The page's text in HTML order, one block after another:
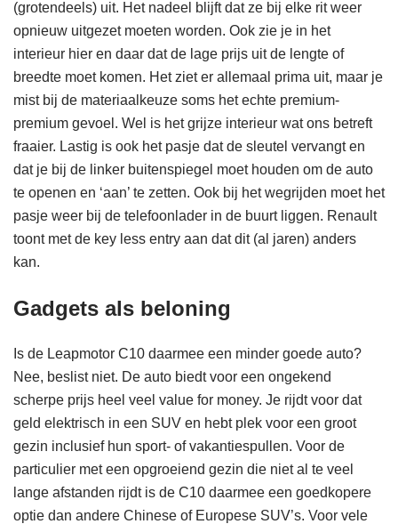
(grotendeels) uit. Het nadeel blijft dat ze bij elke rit weer
opnieuw uitgezet moeten worden. Ook zie je in het
interieur hier en daar dat de lage prijs uit de lengte of
breedte moet komen. Het ziet er allemaal prima uit, maar je
mist bij de materiaalkeuze soms het echte premium-
premium gevoel. Wel is het grijze interieur wat ons betreft
fraaier. Lastig is ook het pasje dat de sleutel vervangt en
dat je bij de linker buitenspiegel moet houden om de auto
te openen en ‘aan’ te zetten. Ook bij het wegrijden moet het
pasje weer bij de telefoonlader in de buurt liggen. Renault
toont met de key less entry aan dat dit (al jaren) anders
kan.
Gadgets als beloning
Is de Leapmotor C10 daarmee een minder goede auto?
Nee, beslist niet. De auto biedt voor een ongekend
scherpe prijs heel veel value for money. Je rijdt voor dat
geld elektrisch in een SUV en hebt plek voor een groot
gezin inclusief hun sport- of vakantiespullen. Voor de
particulier met een opgroeiend gezin die niet al te veel
lange afstanden rijdt is de C10 daarmee een goedkopere
optie dan andere Chinese of Europese SUV’s. Voor vele